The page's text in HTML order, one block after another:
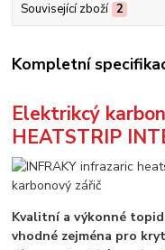
Související zboží 2
Kompletní
Elektrikcý
HEATSTRIP
Kvalitní a výkonné
vhodné zejména pro